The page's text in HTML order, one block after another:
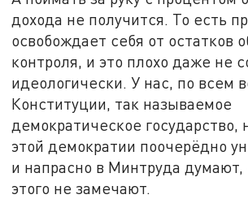
дохода не получится. То есть
освобождает себя от остатков
контроля, и это плохо даже не
идеологически. У нас, по всем
Конституции, так называемое
демократическое государство,
этой демократии поочерёдно
и напрасно в Минтруда
этого не замечают.